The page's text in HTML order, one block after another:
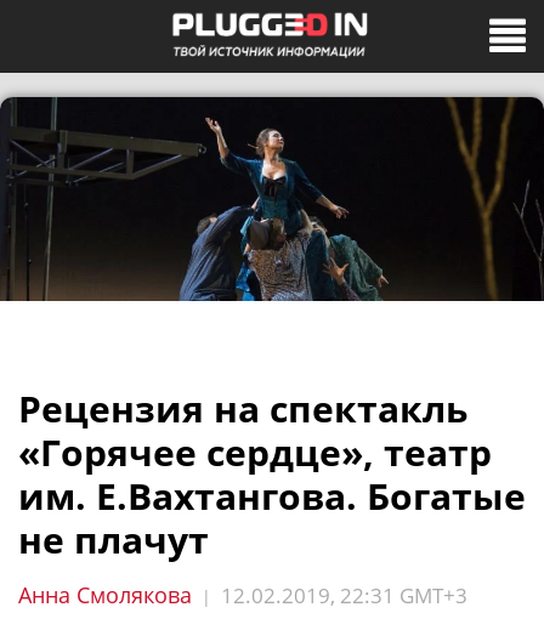
Рецензия на спектакль
«Горячее сердце», театр
им. Е.Вахтангова. Богатые
не плачут
Анна Смолякова | 12.02.2019, 22:31 GMT+3